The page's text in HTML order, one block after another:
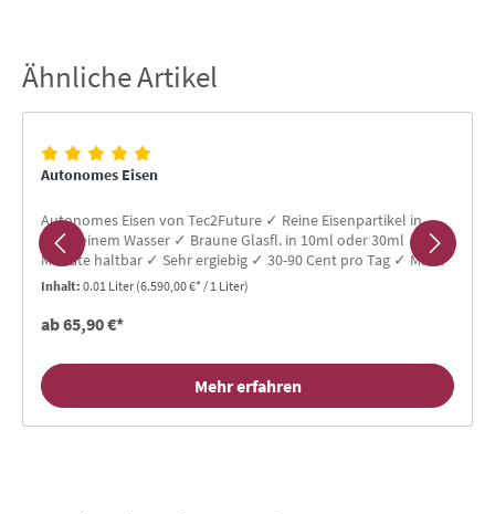
Produktgalerie überspringen
Ähnliche Artikel
Autonomes Eisen
Autonomes Eisen von Tec2Future ✓ Reine Eisenpartikel in
hochreinem Wasser ✓ Braune Glasfl. in 10ml oder 30ml ✓ 36
Monate haltbar ✓ Sehr ergiebig ✓ 30-90 Cent pro Tag ✓ Mit
Glaspipette
Inhalt: 0.01 Liter (6.590,00 €* / 1 Liter)
ab 65,90 €*
Mehr erfahren